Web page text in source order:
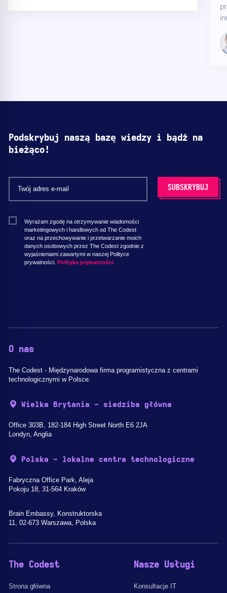
Podskrybuj naszą bazę wiedzy i bądź na
bieżąco!
Wyrażam zgodę na otrzymywanie wiadomości
marketingowych i handlowych od The Codest
oraz na przechowywanie i przetwarzanie moich
danych osobowych przez The Codest zgodnie z
wyjaśnieniami zawartymi w naszej Polityce
prywatności. Polityka prywatności.
O nas
The Codest - Międzynarodowa firma programistyczna z centrami
technologicznymi w Polsce.
Wielka Brytania - siedziba główna
Office 303B, 182-184 High Street North E6 2JA
Londyn, Anglia
Polska - lokalne centra technologiczne
Fabryczna Office Park, Aleja
Pokoju 18, 31-564 Kraków
Brain Embassy, Konstruktorska
11, 02-673 Warszawa, Polska
The Codest
Strona główna
Nasze Usługi
Konsultacje IT